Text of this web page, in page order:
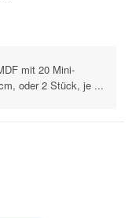
mit 20 Mini-
oder 2 Stück, je ...